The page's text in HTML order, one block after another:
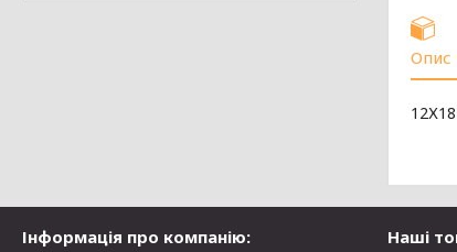
Опис
Інформація про компанію: Наші